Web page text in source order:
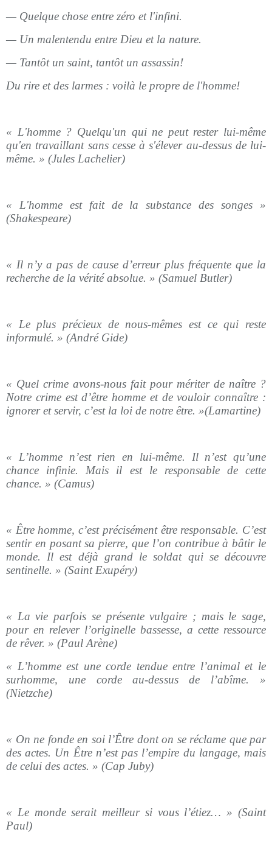
— Quelque chose entre zéro et l'infini.
— Un malentendu entre Dieu et la nature.
— Tantôt un saint, tantôt un assassin!
Du rire et des larmes : voilà le propre de l'homme!
« L'homme ? Quelqu'un qui ne peut rester lui-même
qu'en travaillant sans cesse à s'élever au-dessus de lui-
même. » (Jules Lachelier)
« L'homme est fait de la substance des songes »
(Shakespeare)
« Il n’y a pas de cause d’erreur plus fréquente que la
recherche de la vérité absolue. » (Samuel Butler)
« Le plus précieux de nous-mêmes est ce qui reste
informulé. » (André Gide)
« Quel crime avons-nous fait pour mériter de naître ?
Notre crime est d’être homme et de vouloir connaître :
ignorer et servir, c’est la loi de notre être. »(Lamartine)
« L’homme n’est rien en lui-même. Il n’est qu’une
chance infinie. Mais il est le responsable de cette
chance. » (Camus)
« Être homme, c’est précisément être responsable. C’est
sentir en posant sa pierre, que l’on contribue à bâtir le
monde. Il est déjà grand le soldat qui se découvre
sentinelle. » (Saint Exupéry)
« La vie parfois se présente vulgaire ; mais le sage,
pour en relever l’originelle bassesse, a cette ressource
de rêver. » (Paul Arène)
« L’homme est une corde tendue entre l’animal et le
surhomme, une corde au-dessus de l’abîme. »
(Nietzche)
« On ne fonde en soi l’Être dont on se réclame que par
des actes. Un Être n’est pas l’empire du langage, mais
de celui des actes. » (Cap Juby)
« Le monde serait meilleur si vous l’étiez… » (Saint
Paul)